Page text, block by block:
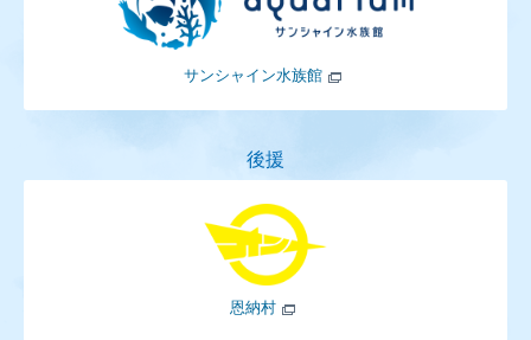
サンシャイン水族館
後援
恩納村